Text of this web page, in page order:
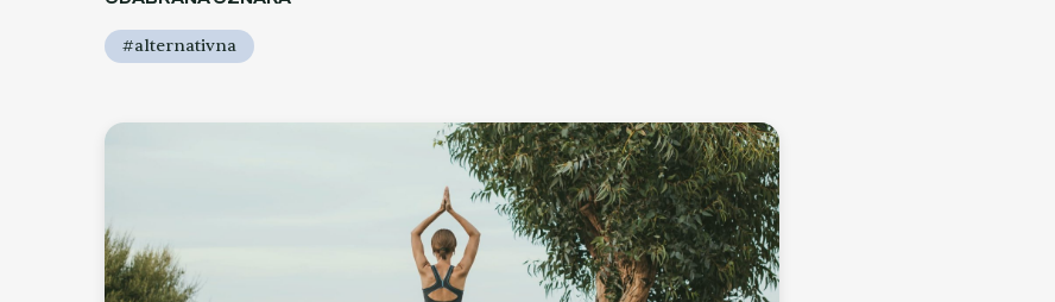
#alternativna